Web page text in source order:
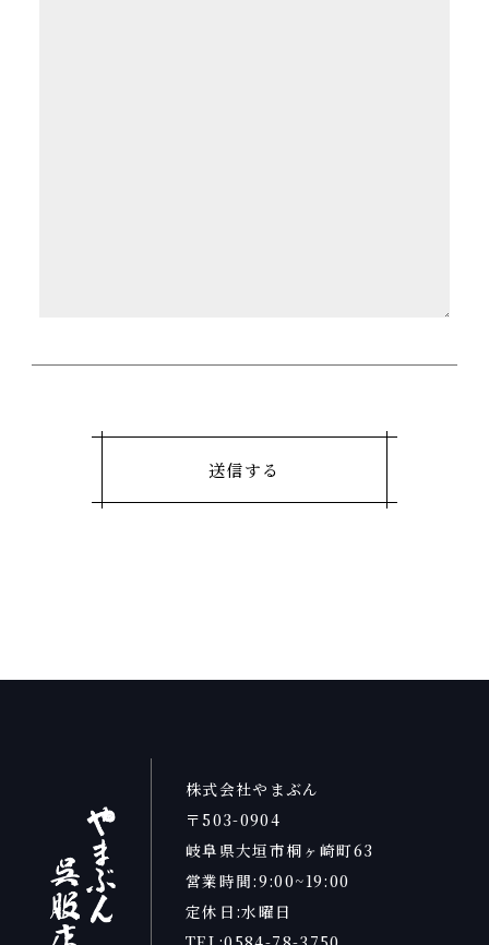
株式会社やまぶん
〒503-0904
岐阜県大垣市桐ヶ崎町63
営業時間:9:00~19:00
定休日:水曜日